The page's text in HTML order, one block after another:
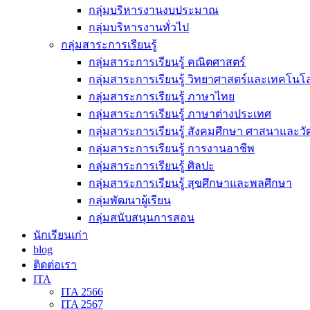
กลุ่มบริหารงานงบประมาณ
กลุ่มบริหารงานทั่วไป
กลุ่มสาระการเรียนรู้
กลุ่มสาระการเรียนรู้ คณิตศาสตร์
กลุ่มสาระการเรียนรู้ วิทยาศาสตร์และเทคโนโ
กลุ่มสาระการเรียนรู้ ภาษาไทย
กลุ่มสาระการเรียนรู้ ภาษาต่างประเทศ
กลุ่มสาระการเรียนรู้ สังคมศึกษา ศาสนาและ
กลุ่มสาระการเรียนรู้ การงานอาชีพ
กลุ่มสาระการเรียนรู้ ศิลปะ
กลุ่มสาระการเรียนรู้ สุขศึกษาและพลศึกษา
กลุ่มพัฒนาผู้เรียน
กลุ่มสนับสนุนการสอน
นักเรียนเก่า
blog
ติดต่อเรา
ITA
ITA 2566
ITA 2567